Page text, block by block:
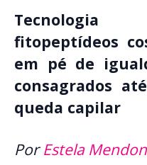
Tecnologia
fitopeptídeos
em pé de
consagrados
queda capilar
PorEstela